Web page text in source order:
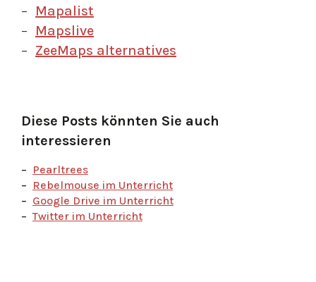
Mapalist
Mapslive
ZeeMaps alternatives
Diese Posts könnten Sie auch
interessieren
Pearltrees
Rebelmouse im Unterricht
Google Drive im Unterricht
Twitter im Unterricht